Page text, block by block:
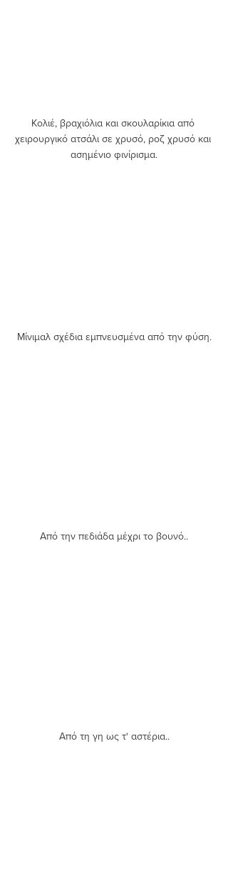
Κολιέ, βραχιόλια και σκουλαρίκια από
χειρουργικό ατσάλι σε χρυσό, ροζ χρυσό και
ασημένιο φινίρισμα.
Μίνιμαλ σχέδια εμπνευσμένα από την φύση.
Από την πεδιάδα μέχρι το βουνό..
Από τη γη ως τ' αστέρια..